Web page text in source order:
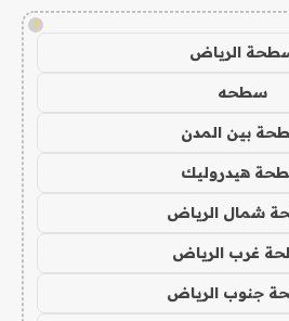
!
الرياض
سطحه
بين المدن
هيدروليك
شمال الرياض
غرب الرياض
جنوب الرياض